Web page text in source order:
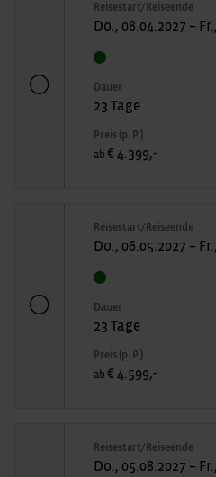
Reisestart/Reiseende
Do., 08.04.2027 –
Dauer
23 Tage
Preis (p. P.)
ab € 4.399,-
Reisestart/Reiseende
Do., 06.05.2027 –
Dauer
23 Tage
Preis (p. P.)
ab € 4.599,-
Reisestart/Reiseende
Do., 05.08.2027 –